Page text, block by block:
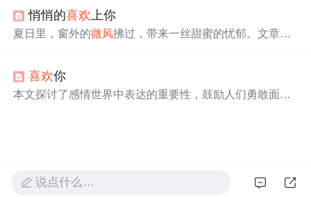
家人的情感。
悄悄的喜欢上你
夏日里，窗外的微风拂过，带来一丝甜蜜的忧郁。文章讲
的温暖与慰藉，表达了对于遇见这样一个人的幸福感受。
喜欢你
本文探讨了感情世界中表达的重要性，鼓励人们勇敢面对
说点什么…